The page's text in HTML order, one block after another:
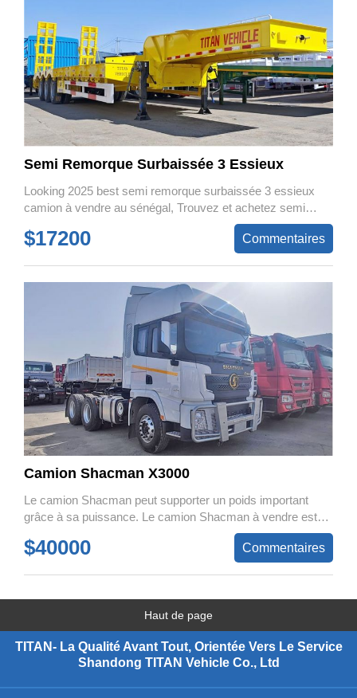
Semi Remorque Surbaissée 3 Essieux
Looking 2025 best semi remorque surbaissée 3 essieux
camion à vendre au sénégal, Trouvez et achetez semi
remorque surbaissée à prix coûtant auprès des fabricants
et marques de semi remorques populaires.
$17200 Commentaires
Camion Shacman X3000
Le camion Shacman peut supporter un poids important
grâce à sa puissance. Le camion Shacman à vendre est
très populaire. Le Shacman X3000 est également
abordable.
$40000 Commentaires
Haut de page
TITAN- La Qualité Avant Tout, Orientée Vers Le Service
Shandong TITAN Vehicle Co., Ltd